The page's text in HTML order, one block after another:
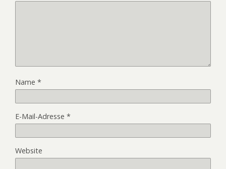
Name *
E-Mail-Adresse *
Website